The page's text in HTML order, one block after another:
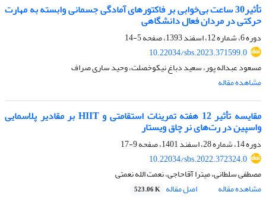
تأثیر‌30 ساعت بی‌خوابی بر فاکتورهای آمادگی جسمانی وابسته به مهارت
حرکتی در مردان فعال دانشگاهی
دوره 6، شماره 12، اسفند 1393، صفحه
5-14
10.22034/sbs.2023.371599.0
مسعود عبداله پور، سعید دباغ نیکوخصلت، وحید ساری صراف
مشاهده مقاله
مقایسه تأثیر 12 هفته‌ تمرینات استقامتی و HIIT بر مقادیر پلاسمایی
واسپین در رت‌های نر چاق ویستار
دوره 14، شماره 28، اسفند 1401، صفحه
9-17
10.22034/sbs.2022.372324.0
مصطفی سلطانی، میترا آقاحاجی، نعمت الله نعمتی
مشاهده مقاله
اصل مقاله 523.06 K